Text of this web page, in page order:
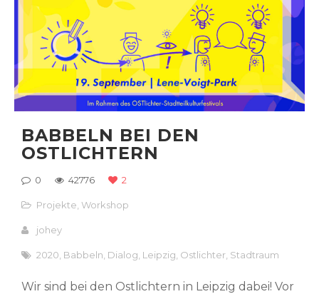
BABBELN BEI DEN
OSTLICHTERN
0 42776 2
Projekte ,Workshop
johey
2020 Babbeln Dialog Leipzig Ostlichter Stadtraum
Wir sind bei den Ostlichtern in Leipzig dabei! Vor